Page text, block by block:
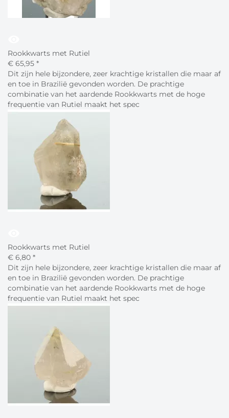
Rookkwarts met Rutiel
€ 65,95 *
Dit zijn hele bijzondere, zeer krachtige kristallen die maar af
en toe in Brazilië gevonden worden. De prachtige
combinatie van het aardende Rookkwarts met de hoge
frequentie van Rutiel maakt het spec
Rookkwarts met Rutiel
€ 6,80 *
Dit zijn hele bijzondere, zeer krachtige kristallen die maar af
en toe in Brazilië gevonden worden. De prachtige
combinatie van het aardende Rookkwarts met de hoge
frequentie van Rutiel maakt het spec